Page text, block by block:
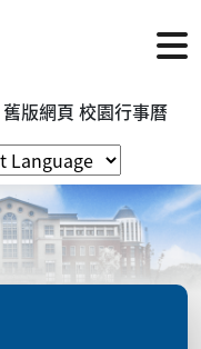
舊版網頁 校園行事曆